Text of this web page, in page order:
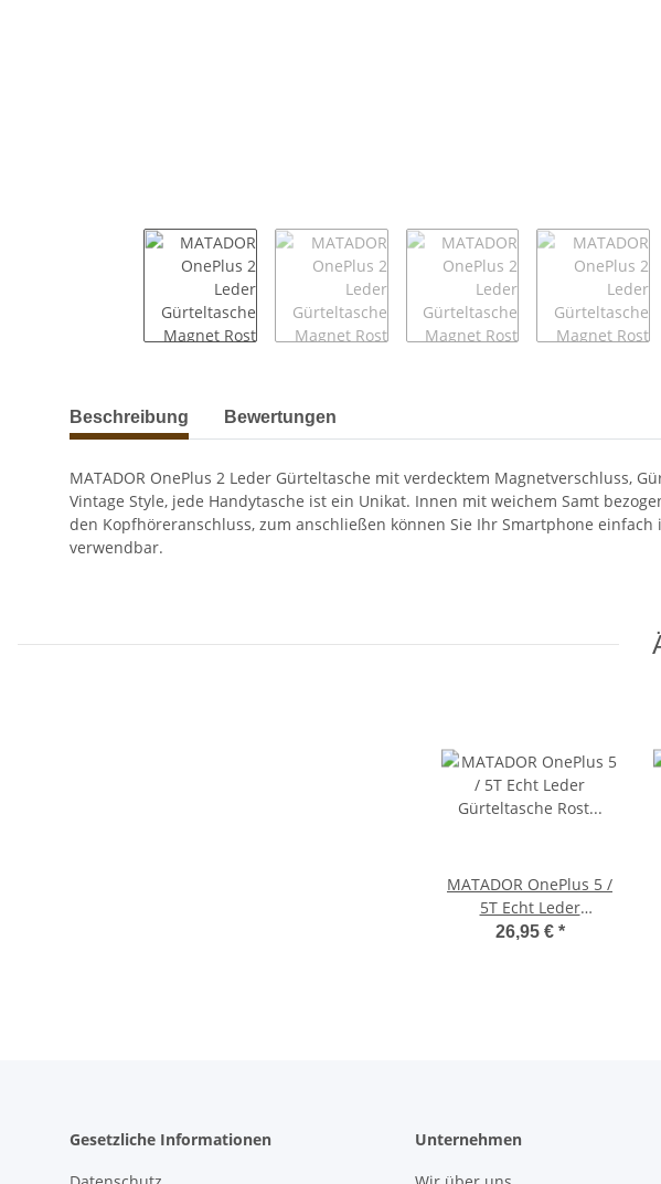
weitere Registerkarten anzeigen
Beschreibung Bewertungen
MATADOR OnePlus 2 Leder Gürteltasche mit verdecktem
Vintage Style, jede Handytasche ist ein Unikat. Innen mit weichem Samt
den Kopfhöreranschluss, zum anschließen können Sie Ihr Smartphone
verwendbar.
MATADOR OnePlus 5 /
5T Echt Leder
Gürteltasche Rost
26,95 € *
Gesetzliche Informationen Unternehmen